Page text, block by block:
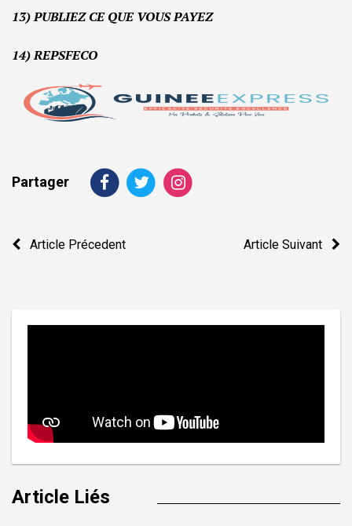
13) PUBLIEZ CE QUE VOUS PAYEZ
14) REPSFECO
Partager
Navigation
Article Précedent Article Suivant
Article Liés